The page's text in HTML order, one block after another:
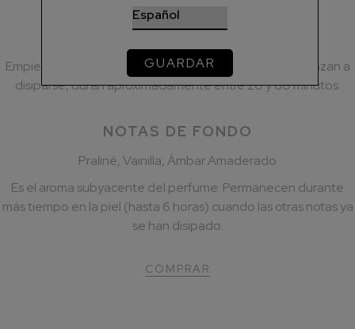
GUARDAR
NOTAS DE CORAZÓN
Empiezan a aparecer cuando las notas de salida comienzan a
disiparse, duran aproximadamente entre 20 y 60 minutos.
NOTAS DE FONDO
Praliné, Vainilla, Ámbar Amaderado
Es el aroma subyacente del perfume. Permanecen durante
más tiempo en la piel (hasta 6 horas) cuando las otras notas ya
se han disipado.
COMPRAR